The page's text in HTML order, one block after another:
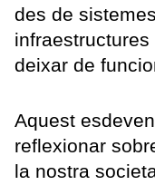
des de
deixar de
Aquest
reflexionar
la nostra